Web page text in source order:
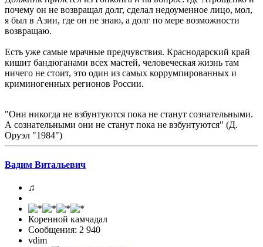
почему он не возвращал долг, сделал недоуменное лицо, мол,
я был в Азии, где он не знаю, а долг по мере возможности
возвращаю.
Есть уже самые мрачные предчувствия. Краснодарский край
кишит бандюганами всех мастей, человеческая жизнь там
ничего не стоит, это один из самых коррумпированных и
криминогенных регионов России.
"Они никогда не взбунтуются пока не станут сознательными.
А сознательными они не станут пока не взбунтуются" (Д.
Оруэл "1984")
Вадим Витальевич
♫
Коренной камчадал
Сообщения: 2 940
vdim